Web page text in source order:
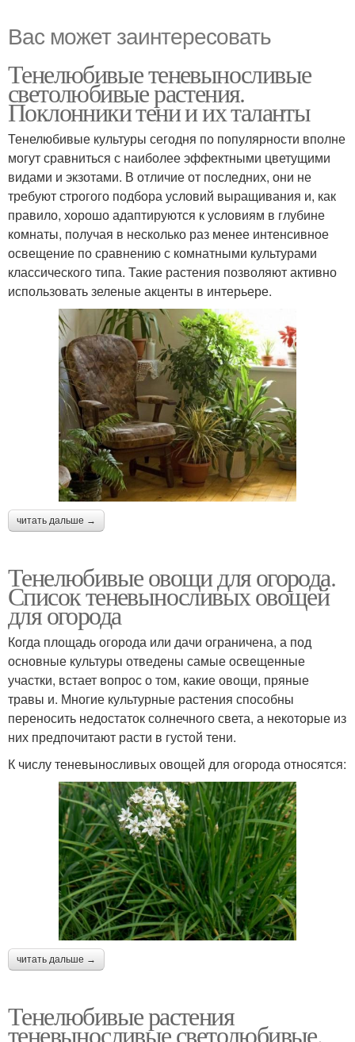
Вас может заинтересовать
Тенелюбивые теневыносливые
светолюбивые растения.
Поклонники тени и их таланты
Тенелюбивые культуры сегодня по популярности вполне
могут сравниться с наиболее эффектными цветущими
видами и экзотами. В отличие от последних, они не
требуют строгого подбора условий выращивания и, как
правило, хорошо адаптируются к условиям в глубине
комнаты, получая в несколько раз менее интенсивное
освещение по сравнению с комнатными культурами
классического типа. Такие растения позволяют активно
использовать зеленые акценты в интерьере.
читать дальше →
Тенелюбивые овощи для огорода.
Список теневыносливых овощей
для огорода
Когда площадь огорода или дачи ограничена, а под
основные культуры отведены самые освещенные
участки, встает вопрос о том, какие овощи, пряные
травы и. Многие культурные растения способны
переносить недостаток солнечного света, а некоторые из
них предпочитают расти в густой тени.
К числу теневыносливых овощей для огорода относятся:
читать дальше →
Тенелюбивые растения
теневыносливые светолюбивые.